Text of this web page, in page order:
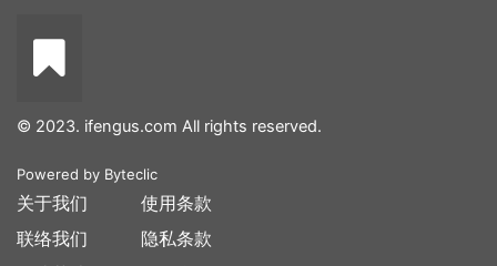
© 2023. ifengus.com All rights reserved.
Powered by Byteclic
关于我们
联络我们
使用条款
隐私条款